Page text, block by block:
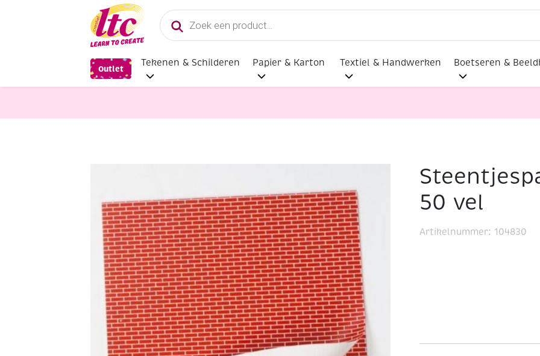
Producten
zoeken
Outlet
Tekenen & Schilderen Papier & Karton Textiel & Handwerken Boetseren &
50 vel
Artikelnummer: 104830